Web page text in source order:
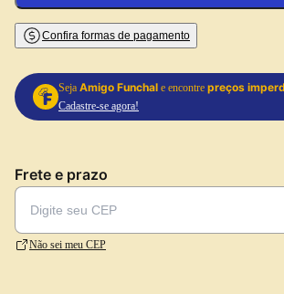
Confira formas de pagamento
Seja Amigo Funchal e encontre preços
Cadastre-se agora!
Frete e prazo
Não sei meu CEP